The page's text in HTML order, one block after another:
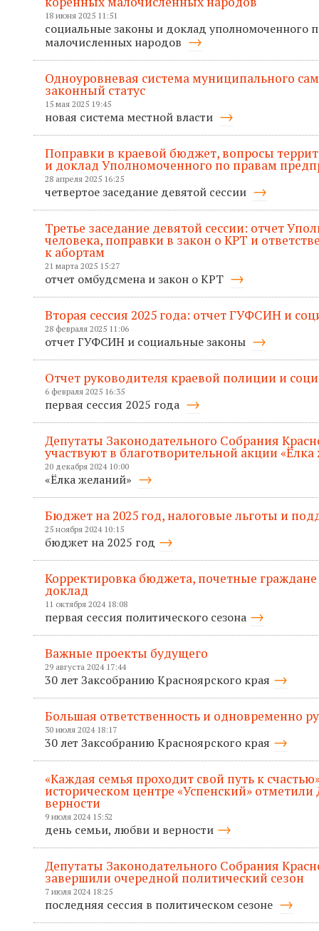
18 июня 2025 11:51
социальные законы и доклад уполномоченного
малочисленных народов
Одноуровневая система муниципального
законный статус
15 мая 2025 19:45
новая система местной власти
Поправки в краевой бюджет, вопросы
и доклад Уполномоченного по правам
28 апреля 2025 16:25
четвертое заседание девятой сессии
Третье заседание девятой сессии: отчет
человека, поправки в закон о КРТ и
к абортам
21 марта 2025 15:27
отчет омбудсмена и закон о КРТ
Вторая сессия 2025 года: отчет ГУФСИН и
28 февраля 2025 11:06
отчет ГУФСИН и социальные законы
Отчет руководителя краевой полиции и
6 февраля 2025 16:35
первая сессия 2025 года
Депутаты Законодательного Собрания
участвуют в благотворительной акции
20 декабря 2024 10:00
«Ёлка желаний»
Бюджет на 2025 год, налоговые льготы и
25 ноября 2024 10:15
бюджет на 2025 год
Корректировка бюджета, почетные
доклад
11 октября 2024 18:08
первая сессия политического сезона
Важные проекты будущего
29 августа 2024 17:44
30 лет Заксобранию Красноярского края
Большая ответственность и одновременно
30 июля 2024 18:17
30 лет Заксобранию Красноярского края
«Каждая семья проходит свой путь к
историческом центре «Успенский»
верности
9 июля 2024 15:52
день семьи, любви и верности
Депутаты Законодательного Собрания
завершили очередной политический сезон
7 июля 2024 18:25
последняя сессия в политическом сезоне